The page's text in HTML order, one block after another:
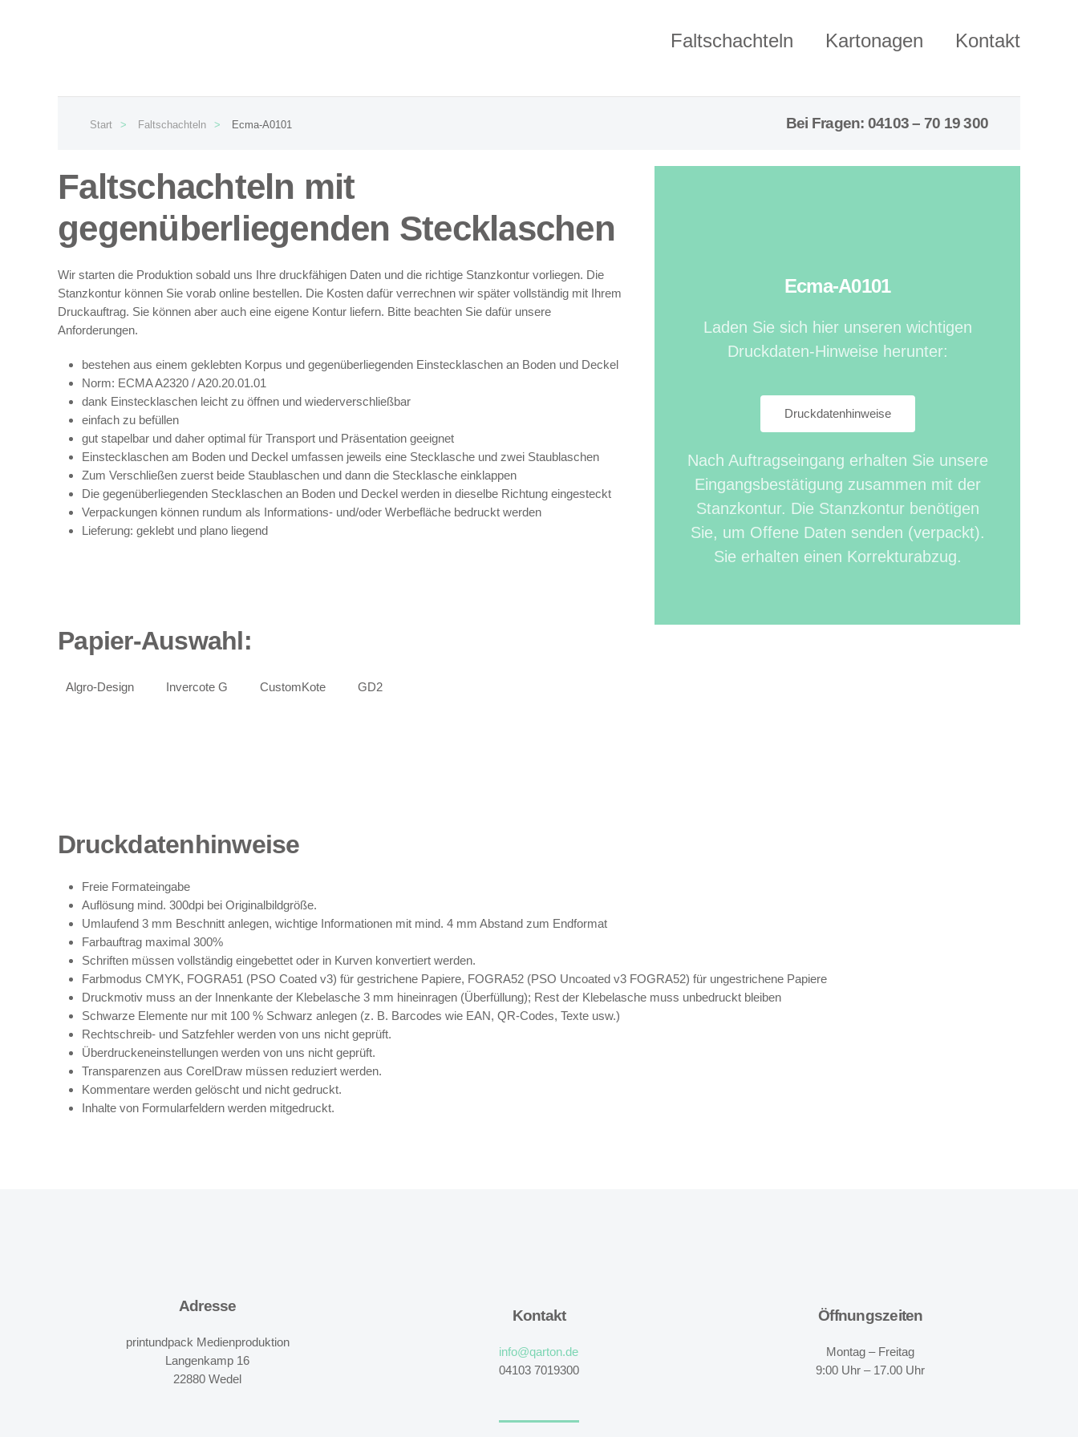
Faltschachteln Kartonagen Kontakt
Start Faltschachteln Ecma-A0101 Bei Fragen: 04103 – 70 19 300
Faltschachteln mit
gegenüberliegenden Stecklaschen
Wir starten die Produktion sobald uns Ihre druckfähigen Daten und die richtige Stanzkontur vorliegen. Die
Stanzkontur können Sie vorab online bestellen. Die Kosten dafür verrechnen wir später vollständig mit Ihrem
Druckauftrag. Sie können aber auch eine eigene Kontur liefern. Bitte beachten Sie dafür unsere
Anforderungen.
bestehen aus einem geklebten Korpus und gegenüberliegenden Einstecklaschen an Boden und Deckel
Norm: ECMA A2320 / A20.20.01.01
dank Einstecklaschen leicht zu öffnen und wiederverschließbar
einfach zu befüllen
gut stapelbar und daher optimal für Transport und Präsentation geeignet
Einstecklaschen am Boden und Deckel umfassen jeweils eine Stecklasche und zwei Staublaschen
Zum Verschließen zuerst beide Staublaschen und dann die Stecklasche einklappen
Die gegenüberliegenden Stecklaschen an Boden und Deckel werden in dieselbe Richtung eingesteckt
Verpackungen können rundum als Informations- und/oder Werbefläche bedruckt werden
Lieferung: geklebt und plano liegend
Ecma-A0101
Laden Sie sich hier unseren wichtigen
Druckdaten-Hinweise herunter:
Druckdatenhinweise
Nach Auftragseingang erhalten Sie unsere
Eingangsbestätigung zusammen mit der
Stanzkontur. Die Stanzkontur benötigen
Sie, um Offene Daten senden (verpackt).
Sie erhalten einen Korrekturabzug.
Papier-Auswahl:
Algro-Design Invercote G CustomKote GD2
Druckdatenhinweise
Freie Formateingabe
Auflösung mind. 300dpi bei Originalbildgröße.
Umlaufend 3 mm Beschnitt anlegen, wichtige Informationen mit mind. 4 mm Abstand zum Endformat
Farbauftrag maximal 300%
Schriften müssen vollständig eingebettet oder in Kurven konvertiert werden.
Farbmodus CMYK, FOGRA51 (PSO Coated v3) für gestrichene Papiere, FOGRA52 (PSO Uncoated v3 FOGRA52) für ungestrichene Papiere
Druckmotiv muss an der Innenkante der Klebelasche 3 mm hineinragen (Überfüllung); Rest der Klebelasche muss unbedruckt bleiben
Schwarze Elemente nur mit 100 % Schwarz anlegen (z. B. Barcodes wie EAN, QR-Codes, Texte usw.)
Rechtschreib- und Satzfehler werden von uns nicht geprüft.
Überdruckeneinstellungen werden von uns nicht geprüft.
Transparenzen aus CorelDraw müssen reduziert werden.
Kommentare werden gelöscht und nicht gedruckt.
Inhalte von Formularfeldern werden mitgedruckt.
Adresse
printundpack Medienproduktion
Langenkamp 16
22880 Wedel
Kontakt
info@qarton.de
04103 7019300
Öffnungszeiten
Montag – Freitag
9:00 Uhr – 17.00 Uhr